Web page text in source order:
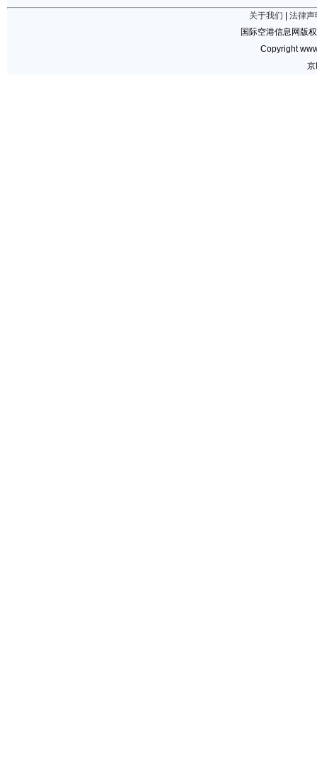
关于我们
法律声
国际空港信息网版
Copyright